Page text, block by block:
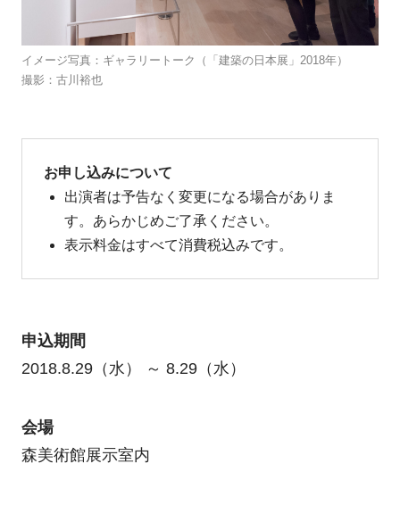
イメージ写真：ギャラリートーク（「建築の日本展」2018年）
撮影：古川裕也
お申し込みについて
出演者は予告なく変更になる場合がありま
す。あらかじめご了承ください。
表示料金はすべて消費税込みです。
申込期間
2018.8.29（水） ～ 8.29（水）
会場
森美術館展示室内